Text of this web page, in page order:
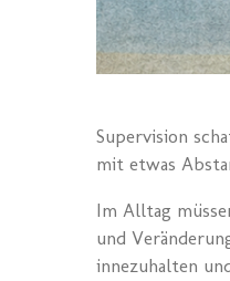
Supervision
mit etwas
Im Alltag
und
innezuhalten